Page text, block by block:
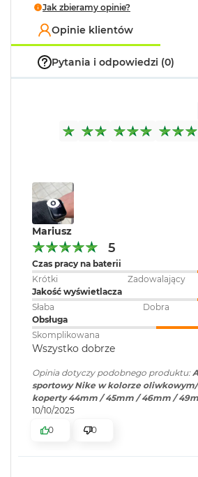
a
c
B
o
k
B
o
o
A
i
r
1
5
W
e
d
ł
u
g
k
l
r
Jak zbieramy opinie?
Opinie klientów
Pytania i odpowiedzi (0)
Mariusz
5
Czas pracy na baterii
Krótki
Zadowalający
Jakość wyświetlacza
Słaba
Dobra
Obsługa
Skomplikowana
Wszystko dobrze
Opinia dotyczy podobnego produktu:
sportowy Nike w kolorze
koperty 44mm / 45mm / 46mm /
10/10/2025
0
0